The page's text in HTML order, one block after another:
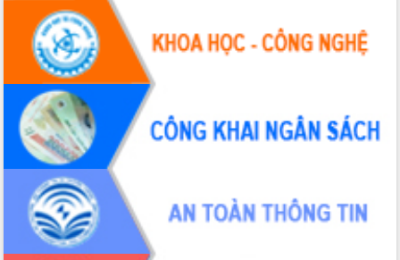
Nâng cao hiệu lực, hiệu quả HĐND
tỉnh thông qua hiện đại hóa hành chính
Xã Ea Phê gắn cải cách hành chính với
chuyển đổi số
Phó Chủ tịch Thường trực UBND tỉnh
Hồ Thị Nguyên Thảo làm việc tại Trung
tâm Phục vụ hành chính công xã Ea
Phê
Xây dựng nền hành chính số đồng
hành cùng nông dân dân, doanh nghiệp
Giai đoạn 2026-2030, Đắk Lắk phấn
đấu có 77% xã đạt chuẩn nông thôn